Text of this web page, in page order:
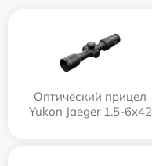
Оптический прицел
Yukon Jaeger 1.5-6x42